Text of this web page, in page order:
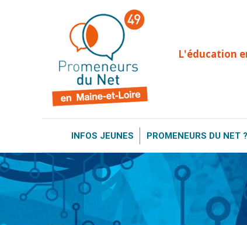
L'éducation
INFOS JEUNES PROMENEURS DU NET ?
INFOS JEUNES